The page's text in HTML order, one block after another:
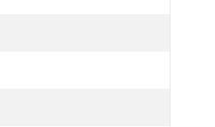
5 5
6
7 7